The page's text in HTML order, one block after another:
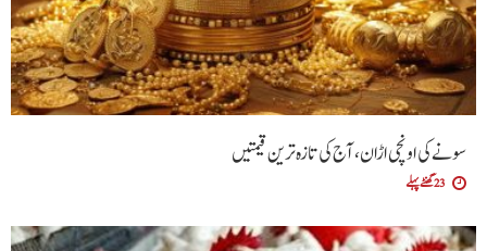
سونے کی اونچی اڑان، آج کی تازہ ترین قیمتیں
23 گھنٹے پہلے